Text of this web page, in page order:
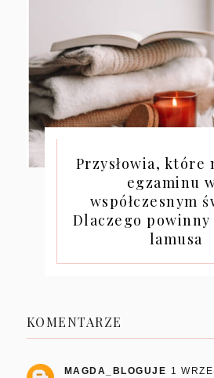
Przysłowia, które
egzaminu
współczesnym
Dlaczego
lamusa
KOMENTARZE
MAGDA_BLOGUJE 1